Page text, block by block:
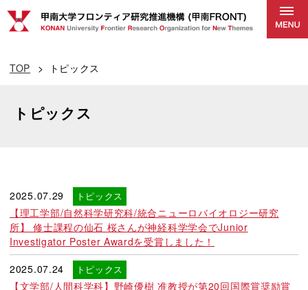
TOP トピックス
トピックス
2025.07.29 トピックス
【理工学部/自然科学研究科/統合ニューロバイオロジー研究
所】 修士課程の仙石 桜さんが神経科学学会でJunior
Investigator Poster Awardを受賞しました！
2025.07.24
トピックス
【文学部/人間科学科】野崎優樹 准教授が第20回国際賞奨励賞